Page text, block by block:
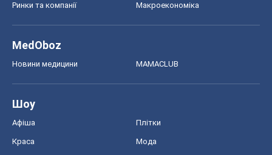
Ринки та компанії Макроекономіка
MedOboz
Новини медицини MAMACLUB
Шоу
Афіша Плітки
Краса Мода